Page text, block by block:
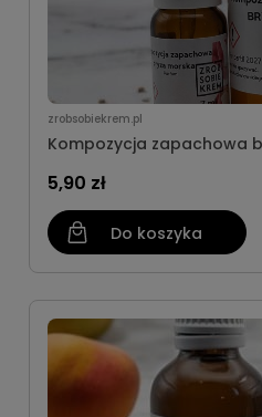
zrobsobiekrem.pl
Kompozycja zapachowa
5,90 zł
Do koszyka